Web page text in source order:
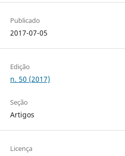
Publicado
2017-07-05
Edição
n. 50 (2017)
Seção
Artigos
Licença